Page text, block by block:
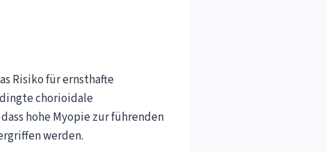
Risiko für ernsthafte
chorioidale
hohe Myopie zur führenden
werden.